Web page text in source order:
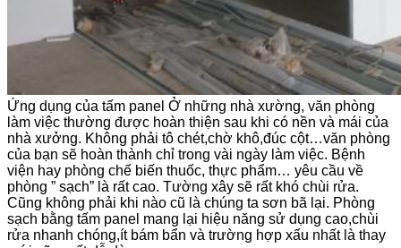
Ứng dụng của tấm panel Ở những nhà xường, văn phòng
làm việc thường được hoàn thiện sau khi có nền và mái của
nhà xưởng. Không phải tô chét,chờ khô,đúc cột…văn phòng
của bạn sẽ hoàn thành chỉ trong vài ngày làm việc. Bệnh
viện hay phòng chế biến thuốc, thực phẩm… yêu cầu về
phòng ” sạch” là rất cao. Tường xây sẽ rất khó chùi rửa.
Cũng không phải khi nào cũ là chúng ta sơn bã lại. Phòng
sạch bằng tấm panel mang lại hiệu năng sử dụng cao,chùi
rửa nhanh chóng,ít bám bẩn và trường hợp xấu nhất là thay